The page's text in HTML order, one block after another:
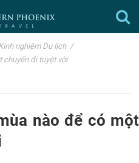
nghiệm Du lịch /
chuyến đi tuyệt vời
nào để có một